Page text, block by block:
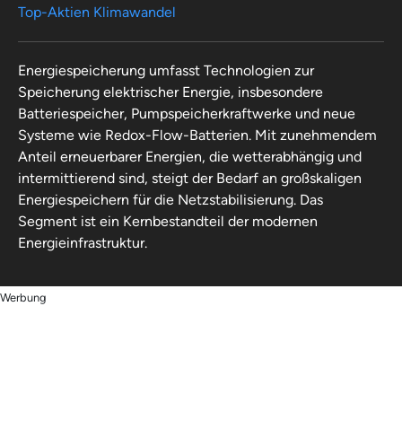
Top-Aktien Klimawandel
Energiespeicherung umfasst Technologien zur
Speicherung elektrischer Energie, insbesondere
Batteriespeicher, Pumpspeicherkraftwerke und neue
Systeme wie Redox-Flow-Batterien. Mit zunehmendem
Anteil erneuerbarer Energien, die wetterabhängig und
intermittierend sind, steigt der Bedarf an großskaligen
Energiespeichern für die Netzstabilisierung. Das
Segment ist ein Kernbestandteil der modernen
Energieinfrastruktur.
Werbung